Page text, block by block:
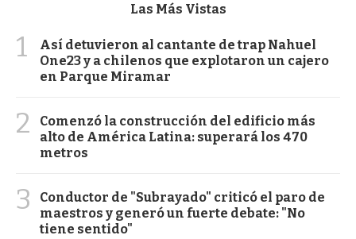
Las Más Vistas
1
Así detuvieron al cantante de trap Nahuel
One23 y a chilenos que explotaron un cajero
en Parque Miramar
2
Comenzó la construcción del edificio más
alto de América Latina: superará los 470
metros
3
Conductor de "Subrayado" criticó el paro de
maestros y generó un fuerte debate: "No
tiene sentido"